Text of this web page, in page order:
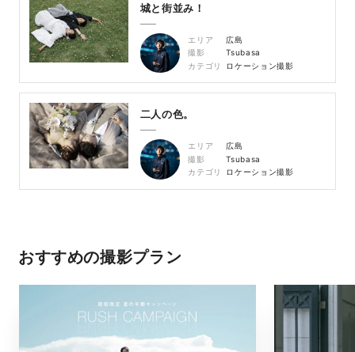
城と街並み！
エリア
広島
撮影
Tsubasa
カテゴリ
ロケーション撮影
二人の色。
エリア
広島
撮影
Tsubasa
カテゴリ
ロケーション撮影
おすすめの撮影プラン